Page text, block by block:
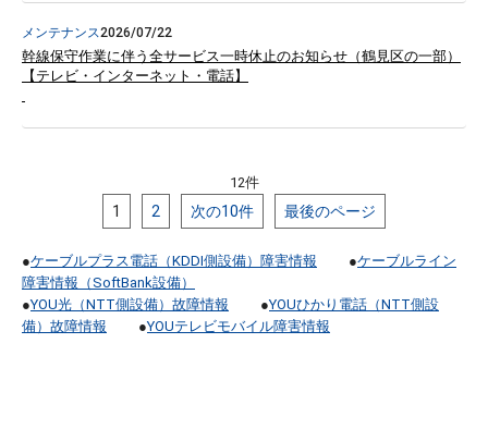
メンテナンス2026/07/22
幹線保守作業に伴う全サービス一時休止のお知らせ（鶴見区の一部）
【テレビ・インターネット・電話】
12件
1 2 次の10件 最後のページ
●ケーブルプラス電話（KDDI側設備）障害情報 ●ケーブルライン
障害情報（SoftBank設備）
●YOU光（NTT側設備）故障情報 ●YOUひかり電話（NTT側設
備）故障情報 ●YOUテレビモバイル障害情報